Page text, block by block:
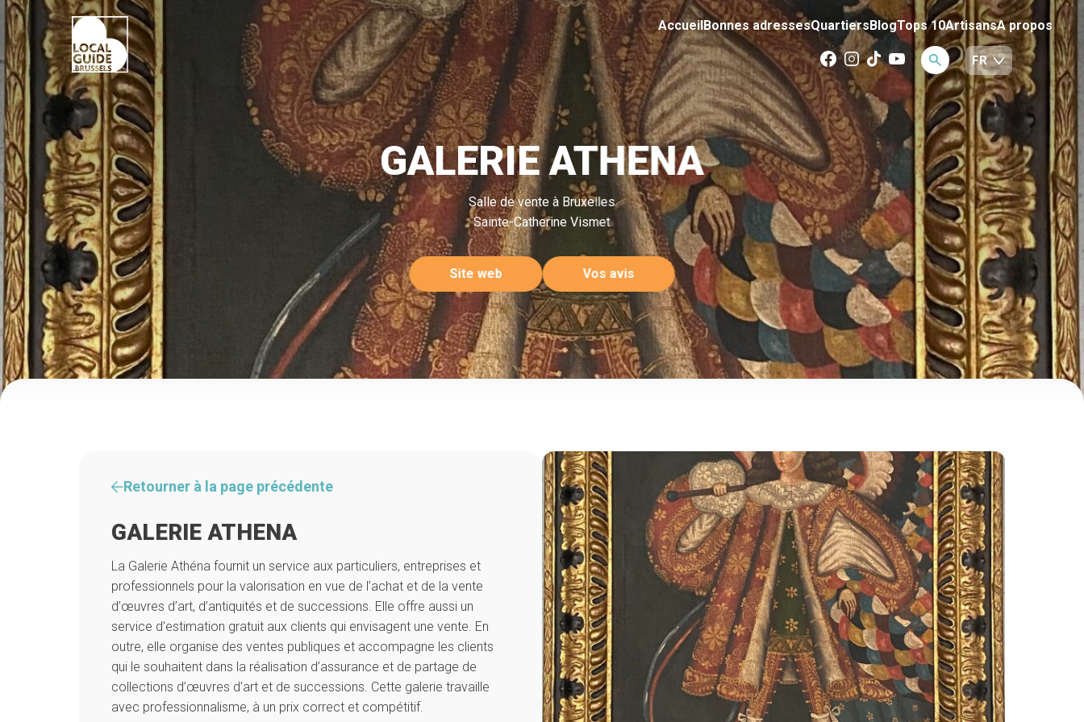
AccueilBonnes adressesQuartiersBlogTops 10ArtisansA propos
GALERIE ATHENA
Salle de vente à Bruxelles
Sainte-Catherine Vismet
Site web Vos avis
Retourner à la page précédente
GALERIE ATHENA
La Galerie Athéna fournit un service aux particuliers, entreprises et
professionnels pour la valorisation en vue de l’achat et de la vente
d’œuvres d’art, d’antiquités et de successions. Elle offre aussi un
service d’estimation gratuit aux clients qui envisagent une vente. En
outre, elle organise des ventes publiques et accompagne les clients
qui le souhaitent dans la réalisation d’assurance et de partage de
collections d’œuvres d’art et de successions. Cette galerie travaille
avec professionnalisme, à un prix correct et compétitif.